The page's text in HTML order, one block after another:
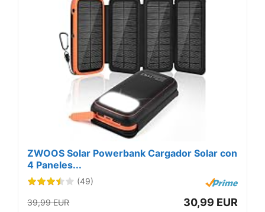
ZWOOS Solar Powerbank Cargador Solar con
4 Paneles...
(49)
39,99 EUR 30,99 EUR